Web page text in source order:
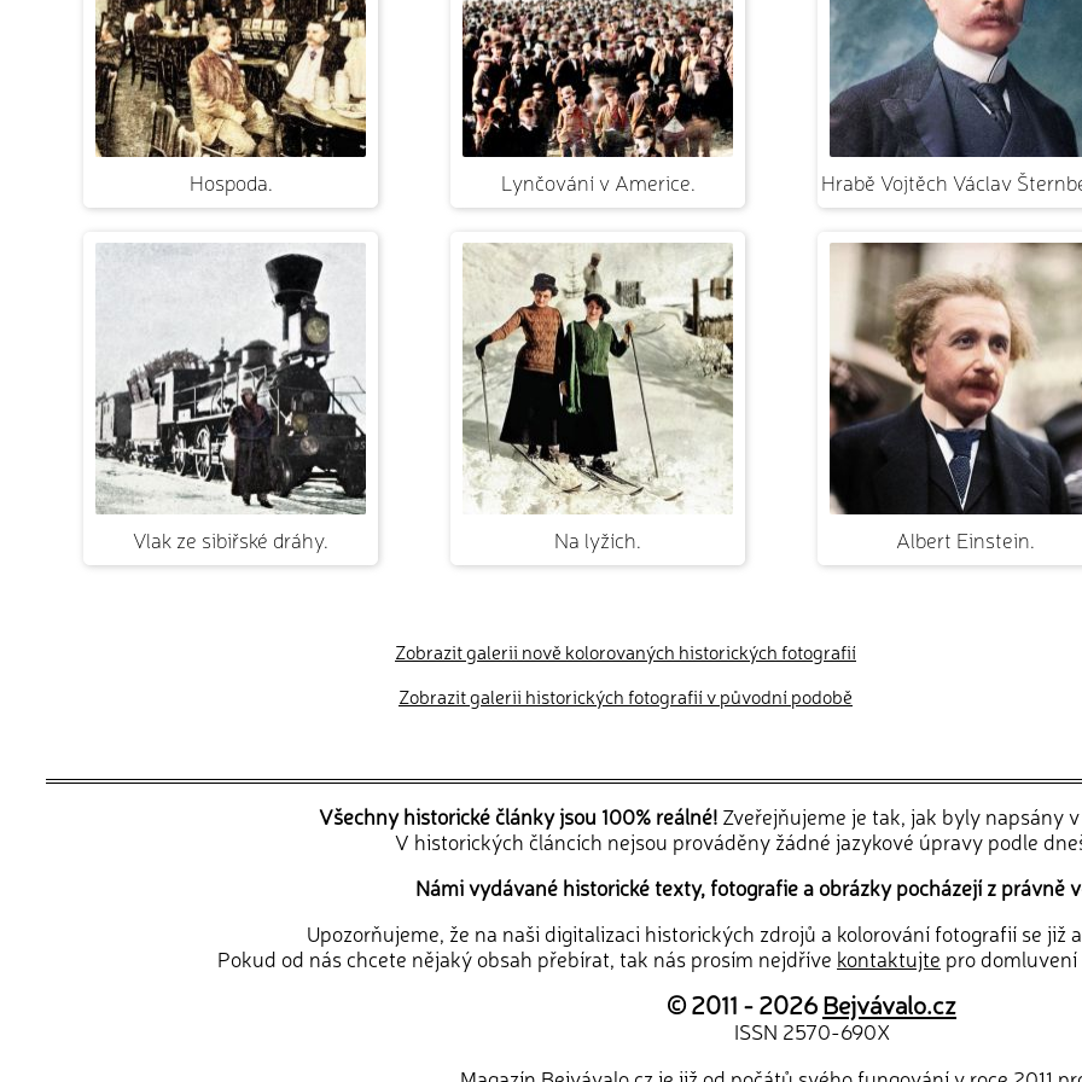
Hospoda. Lynčování v Americe. Hrabě Vojtěch Václav
Vlak ze sibiřské dráhy. Na lyžích. Albert Einstein.
Zobrazit galerii nově kolorovaných historických fotografií
Zobrazit galerii historických fotografií v původní podobě
Všechny historické články jsou 100% reálné! Zveřejňujeme je tak, jak byly napsány
V historických článcích nejsou prováděny žádné jazykové úpravy podle
Námi vydávané historické texty, fotografie a obrázky pocházejí z právně
Upozorňujeme, že na naši digitalizaci historických zdrojů a kolorování fotografií se již
Pokud od nás chcete nějaký obsah přebírat, tak nás prosím nejdříve kontaktujte pro
© 2011 - 2026Bejvávalo.cz
ISSN 2570-690X